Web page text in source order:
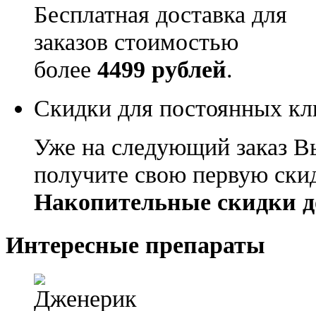
Бесплатная доставка для
заказов стоимостью
более 4499 рублей.
Скидки для постоянных
Уже на следующий заказ
получите свою первую
Накопительные скидки
Интересные препараты